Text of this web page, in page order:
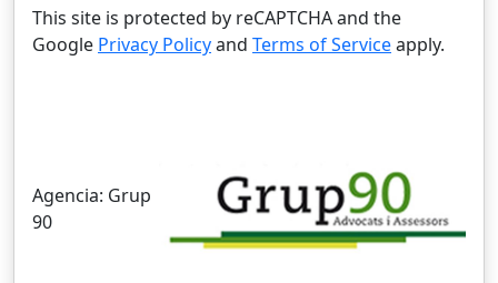
This site is protected by reCAPTCHA and the
Google Privacy Policyand Terms of Serviceapply.
Agencia: Grup
90